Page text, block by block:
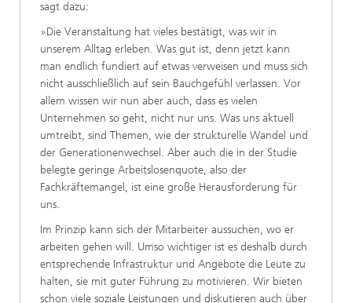
sagt dazu:
»Die Veranstaltung hat vieles bestätigt, was wir in
unserem Alltag erleben. Was gut ist, denn jetzt kann
man endlich fundiert auf etwas verweisen und muss sich
nicht ausschließlich auf sein Bauchgefühl verlassen. Vor
allem wissen wir nun aber auch, dass es vielen
Unternehmen so geht, nicht nur uns. Was uns aktuell
umtreibt, sind Themen, wie der strukturelle Wandel und
der Generationenwechsel. Aber auch die in der Studie
belegte geringe Arbeitslosenquote, also der
Fachkräftemangel, ist eine große Herausforderung für
uns.
Im Prinzip kann sich der Mitarbeiter aussuchen, wo er
arbeiten gehen will. Umso wichtiger ist es deshalb durch
entsprechende Infrastruktur und Angebote die Leute zu
halten, sie mit guter Führung zu motivieren. Wir bieten
schon viele soziale Leistungen und diskutieren auch über